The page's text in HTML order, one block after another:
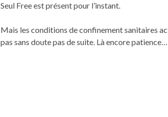
Seul Free est présent pour l’instant.
Mais les conditions de confinement sanitaires
pas sans doute pas de suite. Là encore patience…